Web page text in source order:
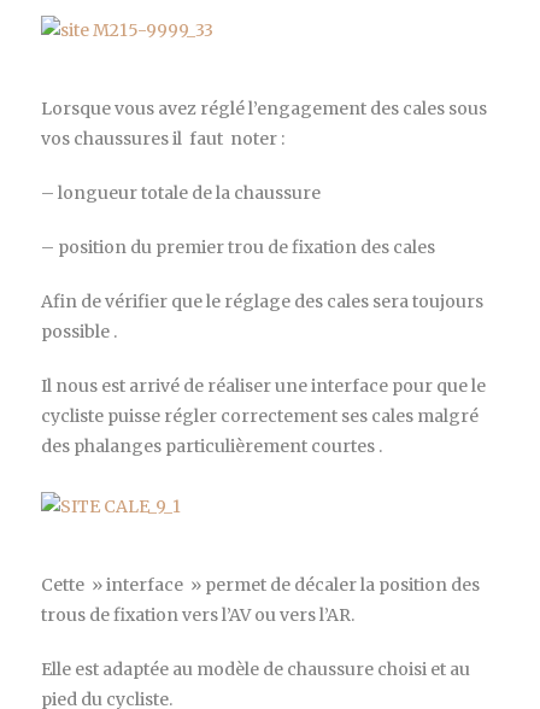
Lorsque vous avez réglé l’engagement des cales sous
vos chaussures il faut noter :
– longueur totale de la chaussure
– position du premier trou de fixation des cales
Afin de vérifier que le réglage des cales sera toujours
possible .
Il nous est arrivé de réaliser une interface pour que le
cycliste puisse régler correctement ses cales malgré
des phalanges particulièrement courtes .
Cette » interface » permet de décaler la position des
trous de fixation vers l’AV ou vers l’AR.
Elle est adaptée au modèle de chaussure choisi et au
pied du cycliste.